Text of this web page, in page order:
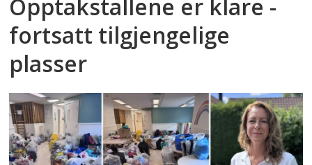
Opptakstallene er klare -
fortsatt tilgjengelige
plasser